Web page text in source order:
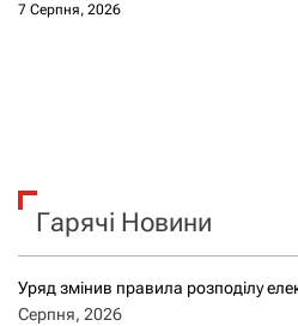
7 Серпня, 2026
Гарячі Новини
Уряд змінив правила розподілу
Серпня, 2026